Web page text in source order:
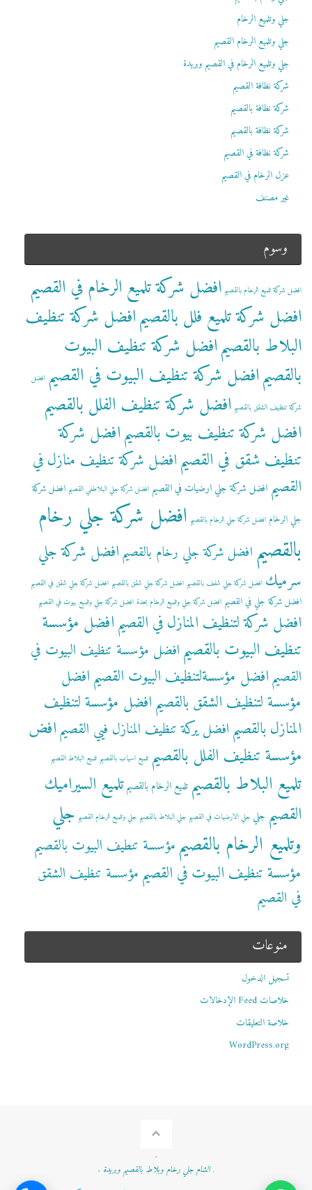
جلي وتلميع الرخام
جلي وتلميع الرخام القصيم
جلي وتلميع الرخام في القصيم وبريدة
شركة نظافة القصيم
شركة نظافة بالقصيم
شركة نظافة بالقصيم
شركة نظافة في القصيم
عزل الرخام في القصيم
غير مصنف
وسوم
افضل شركة تلميع الرخام بالقصيم افضل شركة تلميع الرخام في القصيم
افضل شركة تلميع فلل بالقصيمافضل شركة تنظيف
البلاط بالقصيمافضل شركة تنظيف البيوت
بالقصيمافضل شركة تنظيف البيوت في القصيم افضل
شركة تنظيف الشقق بالقصيم افضل شركة تنظيف الفلل بالقصيم
افضل شركة تنظيف بيوت بالقصيمافضل شركة
تنظيف شقق في القصيمافضل شركة تنظيف منازل في
القصيم افضل شركة جلي ارضيات في القصيم افضل شركة جلي البلاطفي القصيم افضل شركة
جلي الرخام افضل شركة جلي الرخام بالقصيم افضل شركة جلي رخام
بالقصيم افضل شركة جلي رخام بالقصيمافضل شركة جلي
سرميك افضل شركة جلي شفف بالقصيم افضل شركة جلي شقق بالقصيم افضل شركة جلي شقق في القصيم
افضل شركة جلي في القصيم افضل شركة جلي وتلميع الرخام بحدة افضل شركة جلي وتلميع بيوت في القصيم
افضل شركة لتنظيف المنازل في القصيمافضل مؤسسة
تنظيف البيوت بالقصيمافضل مؤسسة تنظيف البيوت في
القصيمافضل مؤسسةلتنظيف البيوت القصيمافضل
مؤسسة لتنظيف الشقق بالقصيمافضل مؤسسة لتنظيف
المنازل بالقصيمافضل يركة تنظيف المنازل فيي القصيمافض
مؤسسة تنظيف الفلل بالقصيم تلميع اسياب بالقصيم تلميع البلاط القصيم
تلميع البلاط بالقصيم تلميع الرخام بالقصيمتلميع السيراميك
القصيم جلي جلي الارضيات في القصيم جلي البلاط بالقصيم جلي وتلميع الرخام القصيم جلي
وتلميع الرخام بالقصيممؤسسة تنطيف البيوت بالقصيم
مؤسسة تنظيف البيوت في القصيممؤسسة تنظيف الشقق
في القصيم
منوعات
تسجيل الدخول
خلاصات Feed الإدخالات
خلاصة التعليقات
WordPress.org
.
,الشام جلي رخام وبلاط بالقصيم وبريدة .